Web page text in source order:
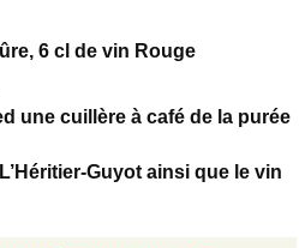
6 cl de vin Rouge
une cuillère à café de la purée
Guyot ainsi que le vin